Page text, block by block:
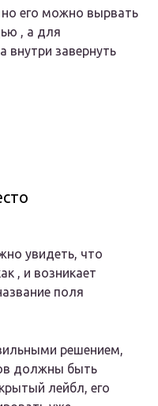
но его можно вырвать
, а для
внутри завернуть
увидеть, что
, и возникает
поля
решением,
должны быть
лейбл, его